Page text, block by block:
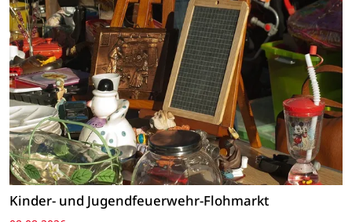
Kinder- und Jugendfeuerwehr-Flohmarkt